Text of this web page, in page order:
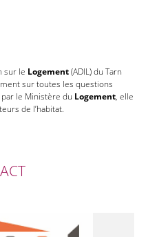
sur le Logement(ADIL) du Tarn
sur toutes les questions
le Ministère du Logement, elle
de l’habitat.